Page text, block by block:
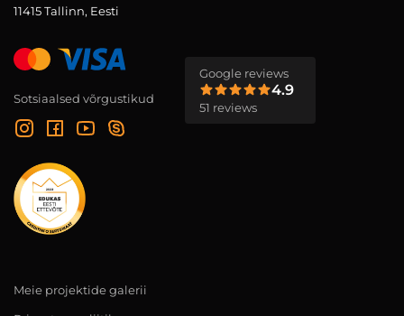
11415 Tallinn, Eesti
Sotsiaalsed võrgustikud
Google reviews
4.9
51 reviews
Meie projektide galerii